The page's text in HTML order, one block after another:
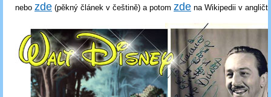
nebo zde (pěkný článek v češtině) a potom zde na Wikipedii v